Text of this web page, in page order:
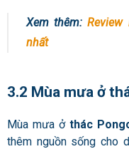
Xem thêm:
nhất
3.2 Mùa mưa ở
Mùa mưa ởthác
thêm nguồn sống cho